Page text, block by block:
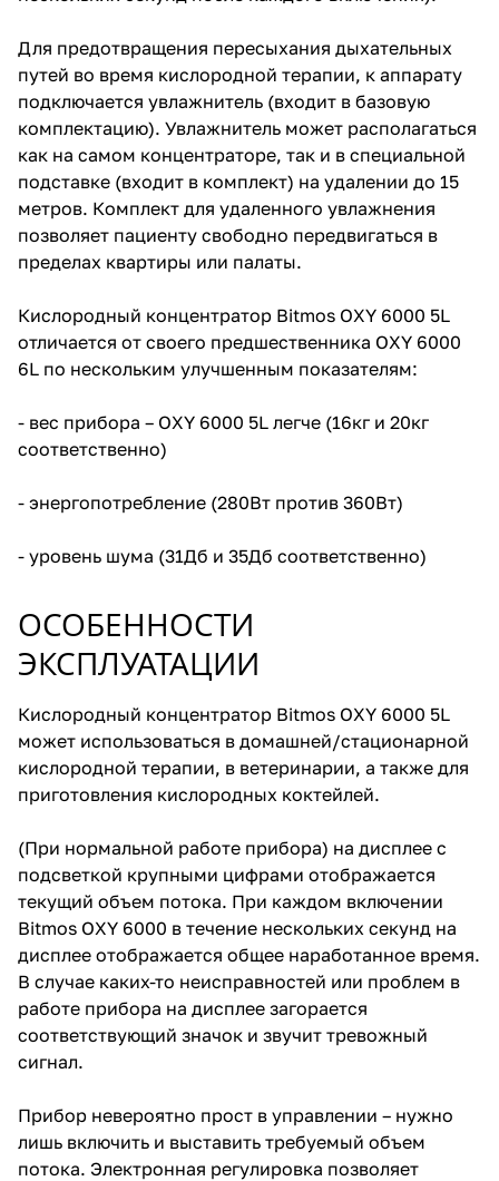
Для предотвращения пересыхания дыхательных
путей во время кислородной терапии, к аппарату
подключается увлажнитель (входит в базовую
комплектацию). Увлажнитель может располагаться
как на самом концентраторе, так и в специальной
подставке (входит в комплект) на удалении до 15
метров. Комплект для удаленного увлажнения
позволяет пациенту свободно передвигаться в
пределах квартиры или палаты.
Кислородный концентратор Bitmos OXY 6000 5L
отличается от своего предшественника OXY 6000
6L по нескольким улучшенным показателям:
- вес прибора – OXY 6000 5L легче (16кг и 20кг
соответственно)
- энергопотребление (280Вт против 360Вт)
- уровень шума (31Дб и 35Дб соответственно)
ОСОБЕННОСТИ
ЭКСПЛУАТАЦИИ
Кислородный концентратор Bitmos OXY 6000 5L
может использоваться в домашней/стационарной
кислородной терапии, в ветеринарии, а также для
приготовления кислородных коктейлей.
(При нормальной работе прибора) на дисплее с
подсветкой крупными цифрами отображается
текущий объем потока. При каждом включении
Bitmos OXY 6000 в течение нескольких секунд на
дисплее отображается общее наработанное время.
В случае каких-то неисправностей или проблем в
работе прибора на дисплее загорается
соответствующий значок и звучит тревожный
сигнал.
Прибор невероятно прост в управлении – нужно
лишь включить и выставить требуемый объем
потока. Электронная регулировка позволяет